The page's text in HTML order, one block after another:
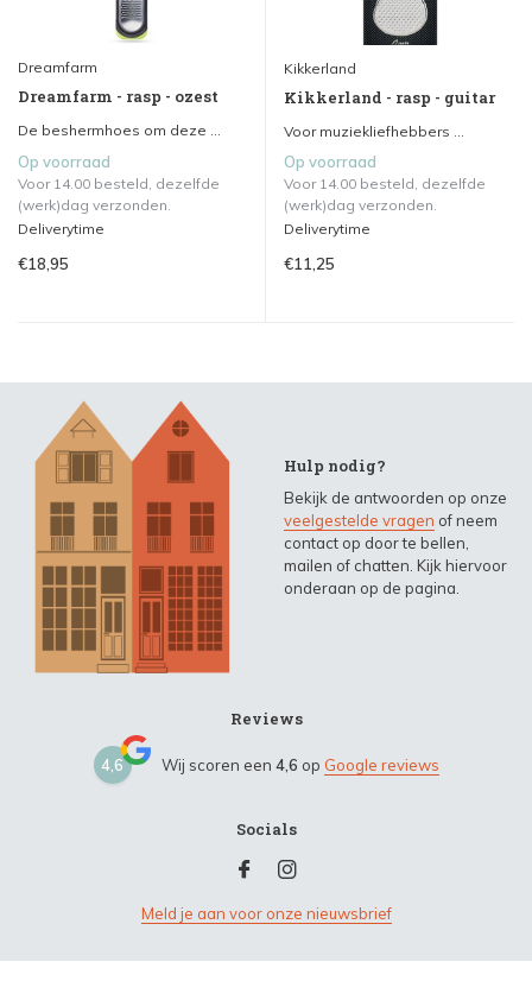
Dreamfarm
Dreamfarm - rasp - ozest
De beshermhoes om deze ...
Op voorraad
Voor 14.00 besteld, dezelfde
(werk)dag verzonden.
Deliverytime
€18,95
Kikkerland
Kikkerland - rasp - guitar
Voor muziekliefhebbers ...
Op voorraad
Voor 14.00 besteld, dezelfde
(werk)dag verzonden.
Deliverytime
€11,25
Hulp nodig?
Bekijk de antwoorden op onze
veelgestelde vragen of neem
contact op door te bellen,
mailen of chatten. Kijk hiervoor
onderaan op de pagina.
Reviews
4,6 Wij scoren een 4,6 op Google reviews
Socials
Meld je aan voor onze nieuwsbrief